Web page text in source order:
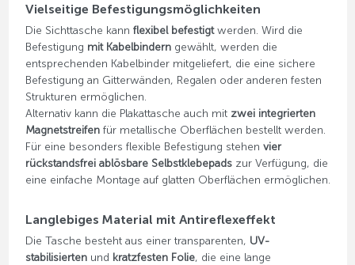
Vielseitige Befestigungsmöglichkeiten
Die Sichttasche kann flexibel befestigtwerden. Wird die
Befestigung mit Kabelbinderngewählt, werden die
entsprechenden Kabelbinder mitgeliefert, die eine sichere
Befestigung an Gitterwänden, Regalen oder anderen festen
Strukturen ermöglichen.
Alternativ kann die Plakattasche auch mit zwei integrierten
Magnetstreifenfür metallische Oberflächen bestellt werden.
Für eine besonders flexible Befestigung stehen vier
rückstandsfrei ablösbare Selbstklebepadszur Verfügung, die
eine einfache Montage auf glatten Oberflächen ermöglichen.
Langlebiges Material mit Antireflexeffekt
Die Tasche besteht aus einer transparenten, UV-
stabilisiertenund kratzfesten Folie, die eine lange